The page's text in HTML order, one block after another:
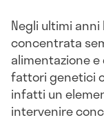
Negli ultimi
concentrata
alimentazione
fattori genetici
infatti un
intervenire